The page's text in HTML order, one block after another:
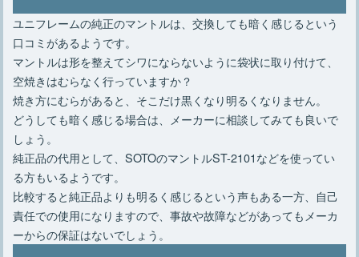
ユニフレームの純正のマントルは、交換しても暗く感じるという
口コミがあるようです。
マントルは形を整えてシワにならないように袋状に取り付けて、
空焼きはむらなく行っていますか？
焼き方にむらがあると、そこだけ黒くなり明るくなりません。
どうしても暗く感じる場合は、メーカーに相談してみても良いで
しょう。
純正品の代用として、SOTOのマントルST-2101などを使ってい
る方もいるようです。
比較すると純正品よりも明るく感じるという声もある一方、自己
責任での使用になりますので、事故や故障などがあってもメーカ
ーからの保証はないでしょう。